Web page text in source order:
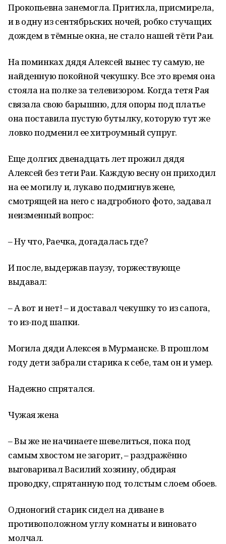
Прокопьевна занемогла. Притихла, присмирела,
и в одну из сентябрьских ночей, робко стучащих
дождем в тёмные окна, не стало нашей тёти Раи.
На поминках дядя Алексей вынес ту самую, не
найденную покойной чекушку. Все это время она
стояла на полке за телевизором. Когда тетя Рая
связала свою барышню, для опоры под платье
она поставила пустую бутылку, которую тут же
ловко подменил ее хитроумный супруг.
Еще долгих двенадцать лет прожил дядя
Алексей без тети Раи. Каждую весну он приходил
на ее могилу и, лукаво подмигнув жене,
смотрящей на него с надгробного фото, задавал
неизменный вопрос:
– Ну что, Раечка, догадалась где?
И после, выдержав паузу, торжествующе
выдавал:
– А вот и нет! – и доставал чекушку то из сапога,
то из-под шапки.
Могила дяди Алексея в Мурманске. В прошлом
году дети забрали старика к себе, там он и умер.
Надежно спрятался.
Чужая жена
– Вы же не начинаете шевелиться, пока под
самым хвостом не загорит, – раздражённо
выговаривал Василий хозяину, обдирая
проводку, спрятанную под толстым слоем обоев.
Одноногий старик сидел на диване в
противоположном углу комнаты и виновато
молчал.